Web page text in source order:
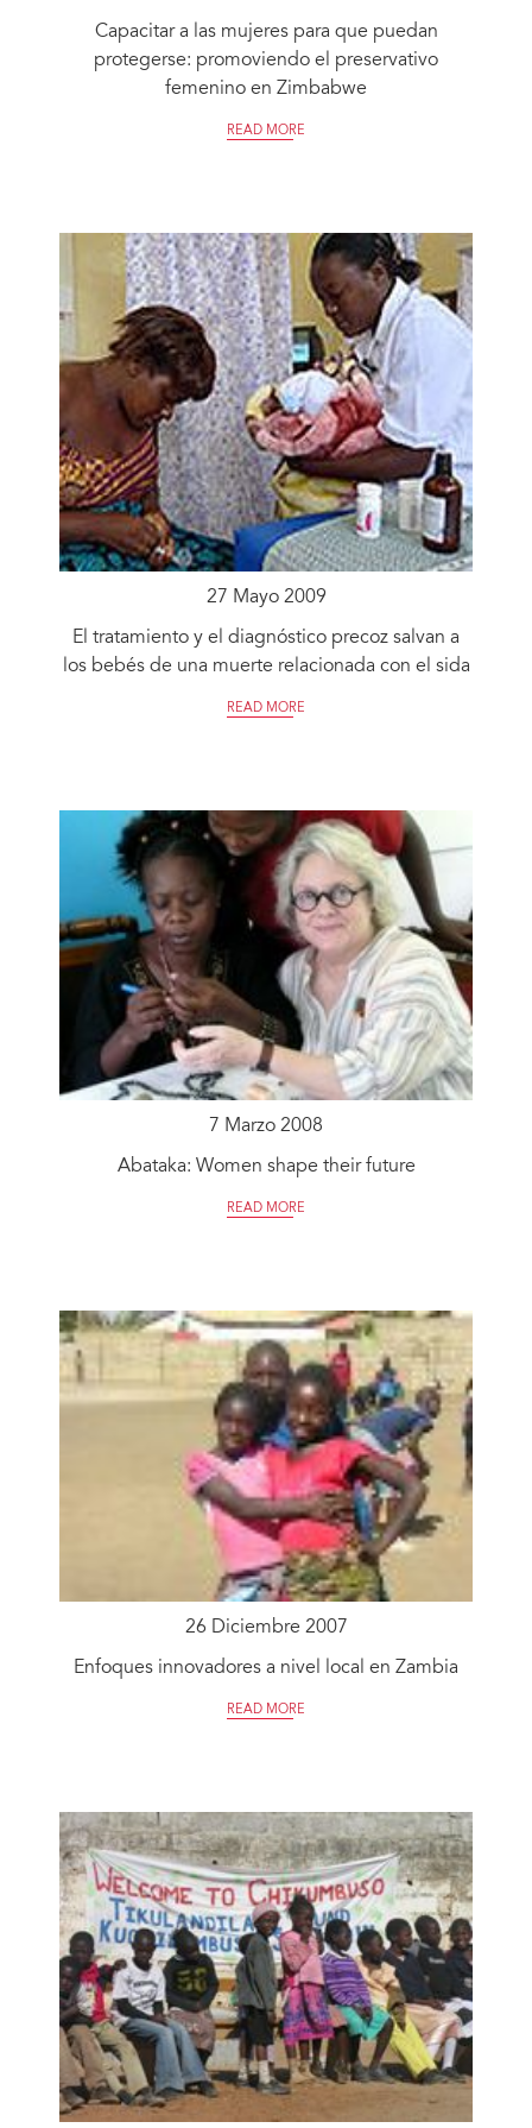
Capacitar a las mujeres para que puedan
protegerse: promoviendo el preservativo
femenino en Zimbabwe
READ MORE
27 Mayo 2009
El tratamiento y el diagnóstico precoz salvan a
los bebés de una muerte relacionada con el sida
READ MORE
7 Marzo 2008
Abataka: Women shape their future
READ MORE
26 Diciembre 2007
Enfoques innovadores a nivel local en Zambia
READ MORE